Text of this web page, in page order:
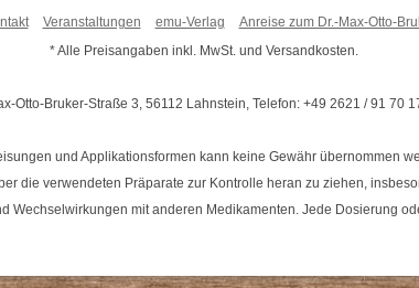
Veranstaltungen emu-Verlag Anreise zum Dr.-Max-Otto-
* Alle Preisangaben inkl. MwSt. und Versandkosten.
Otto-Bruker-Straße 3, 56112 Lahnstein, Telefon: +49 2621 / 91 70
und Applikationsformen kann keine Gewähr übernommen
die verwendeten Präparate zur Kontrolle heran zu ziehen,
Wechselwirkungen mit anderen Medikamenten. Jede Dosierung